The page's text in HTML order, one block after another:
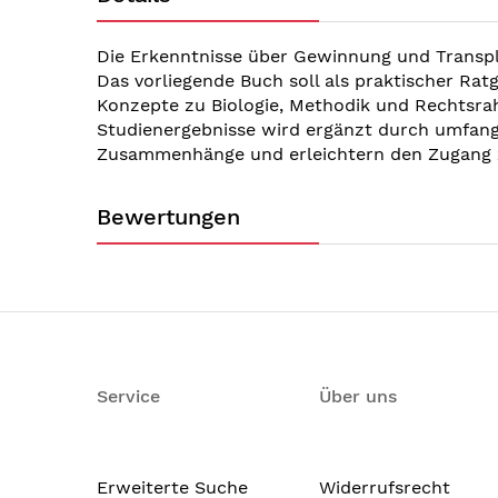
Die Erkenntnisse über Gewinnung und
Das vorliegende Buch soll als praktischer
Konzepte zu Biologie, Methodik und
Studienergebnisse wird ergänzt durch
Zusammenhänge und erleichtern den
Bewertungen
Service
Erweiterte Suche
Über uns
Widerrufsrecht